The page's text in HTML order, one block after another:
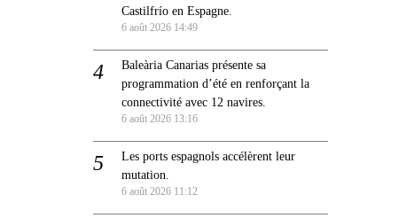
Castilfrío en Espagne.
6 août 2026 14:49
Baleària Canarias présente sa
programmation d’été en renforçant la
connectivité avec 12 navires.
6 août 2026 13:16
Les ports espagnols accélèrent leur
mutation.
6 août 2026 11:12